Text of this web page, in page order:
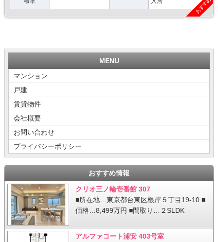
おすすめ
MENU
マンション
戸建
賃貸物件
会社概要
お問い合わせ
プライバシーポリシー
おすすめ情報
クリオ三ノ輪壱番館 307
■所在地…東京都台東区根岸５丁目19-10 ■
価格…8,499万円 ■間取り…２SLDK
アルファコート浦安 403号室